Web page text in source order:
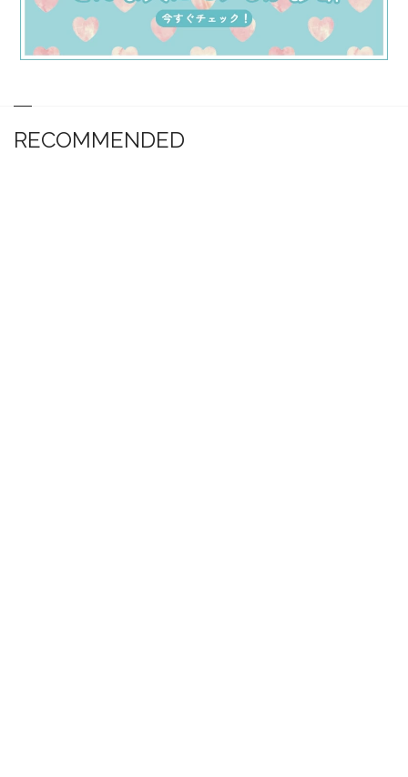
RECOMMENDED